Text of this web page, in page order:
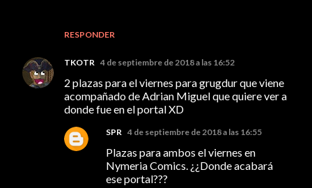
RESPONDER
TKOTR 4 de septiembre de 2018 a las 16:52
2 plazas para el viernes para grugdur que viene
acompañado de Adrian Miguel que quiere ver a
donde fue en el portal XD
SPR 4 de septiembre de 2018 a las 16:55
Plazas para ambos el viernes en
Nymeria Comics. ¿¿Donde acabará
ese portal???